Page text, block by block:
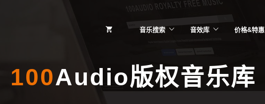
音乐搜索 音效库 价格&特惠
100Audio版权音乐库